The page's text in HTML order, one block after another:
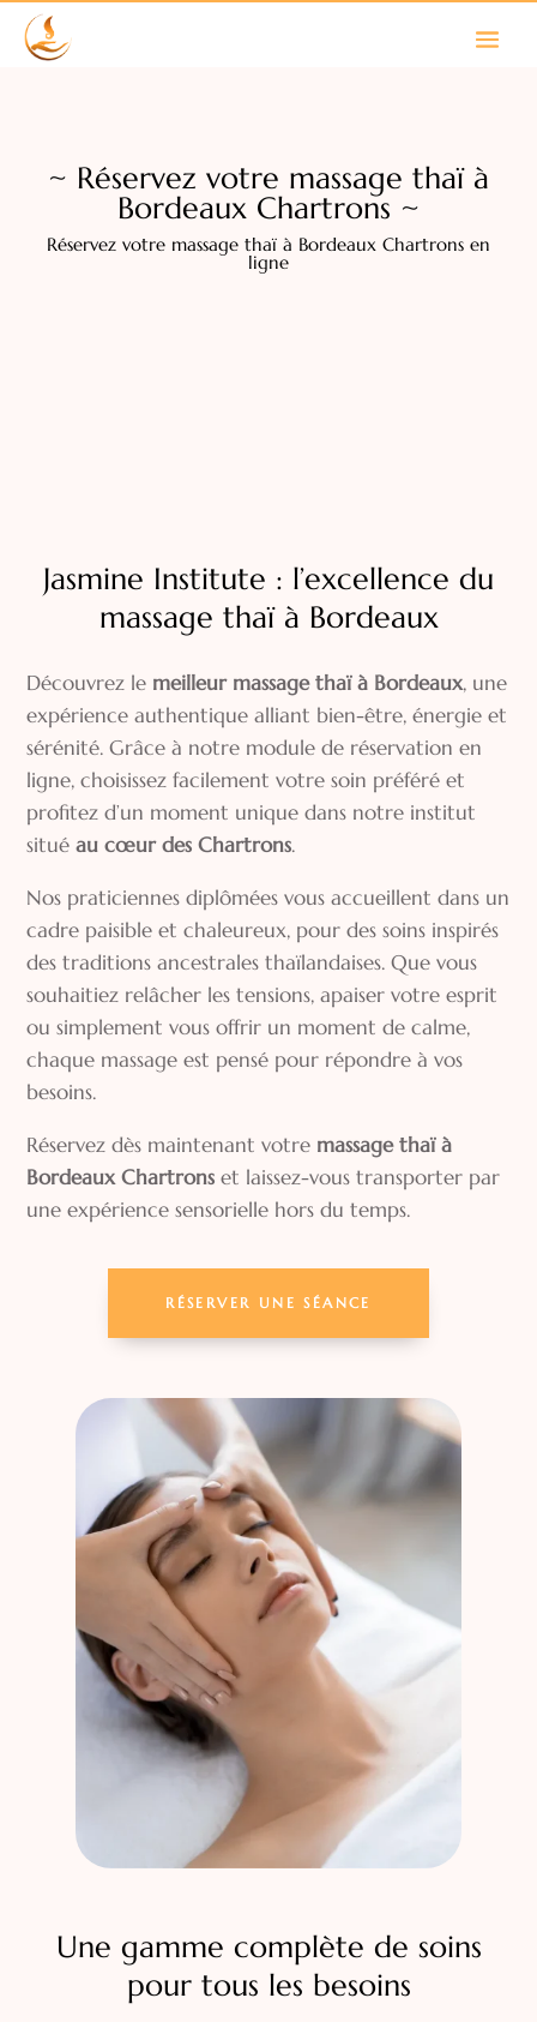
~ Réservez votre massage thaï à
Bordeaux Chartrons ~
Réservez votre massage thaï à Bordeaux Chartrons en
ligne
Jasmine Institute : l’excellence du
massage thaï à Bordeaux
Découvrez le meilleur massage thaï à Bordeaux, une
expérience authentique alliant bien-être, énergie et
sérénité. Grâce à notre module de réservation en
ligne, choisissez facilement votre soin préféré et
profitez d’un moment unique dans notre institut
situéau cœur des Chartrons.
Nos praticiennes diplômées vous accueillent dans un
cadre paisible et chaleureux, pour des soins inspirés
des traditions ancestrales thaïlandaises. Que vous
souhaitiez relâcher les tensions, apaiser votre esprit
ou simplement vous offrir un moment de calme,
chaque massage est pensé pour répondre à vos
besoins.
Réservez dès maintenant votre massage thaï à
Bordeaux Chartrons et laissez-vous transporter par
une expérience sensorielle hors du temps.
RÉSERVER UNE SÉANCE
Une gamme complète de soins
pour tous les besoins